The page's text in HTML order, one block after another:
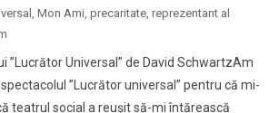
Mon Ami precaritate reprezentant al
”Lucrător Universal” de David SchwartzAm
”Lucrător universal” pentru că mi-
teatrul social a reușit să-mi întărească